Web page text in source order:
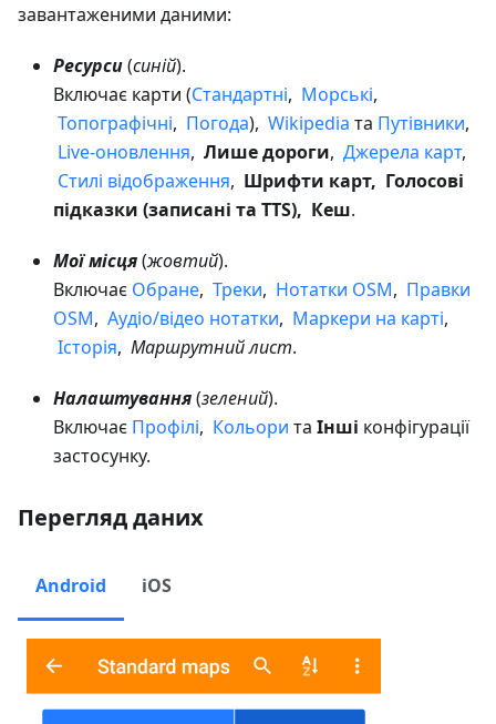
завантаженими даними:
Ресурси(синій).
Включає карти (Стандартні, Морські,
Топографічні, Погода), Wikipedia та Путівники,
Live-оновлення, Лише дороги, Джерела карт,
Стилі відображення, Шрифти карт, Голосові
підказки (записані та TTS), Кеш.
Мої місця(жовтий).
Включає Обране, Треки, Нотатки OSM, Правки
OSM, Аудіо/відео нотатки, Маркери на карті,
Історія, Маршрутний лист.
Налаштування(зелений).
Включає Профілі, Кольори та Інші конфігурації
застосунку.
Перегляд даних
Android iOS